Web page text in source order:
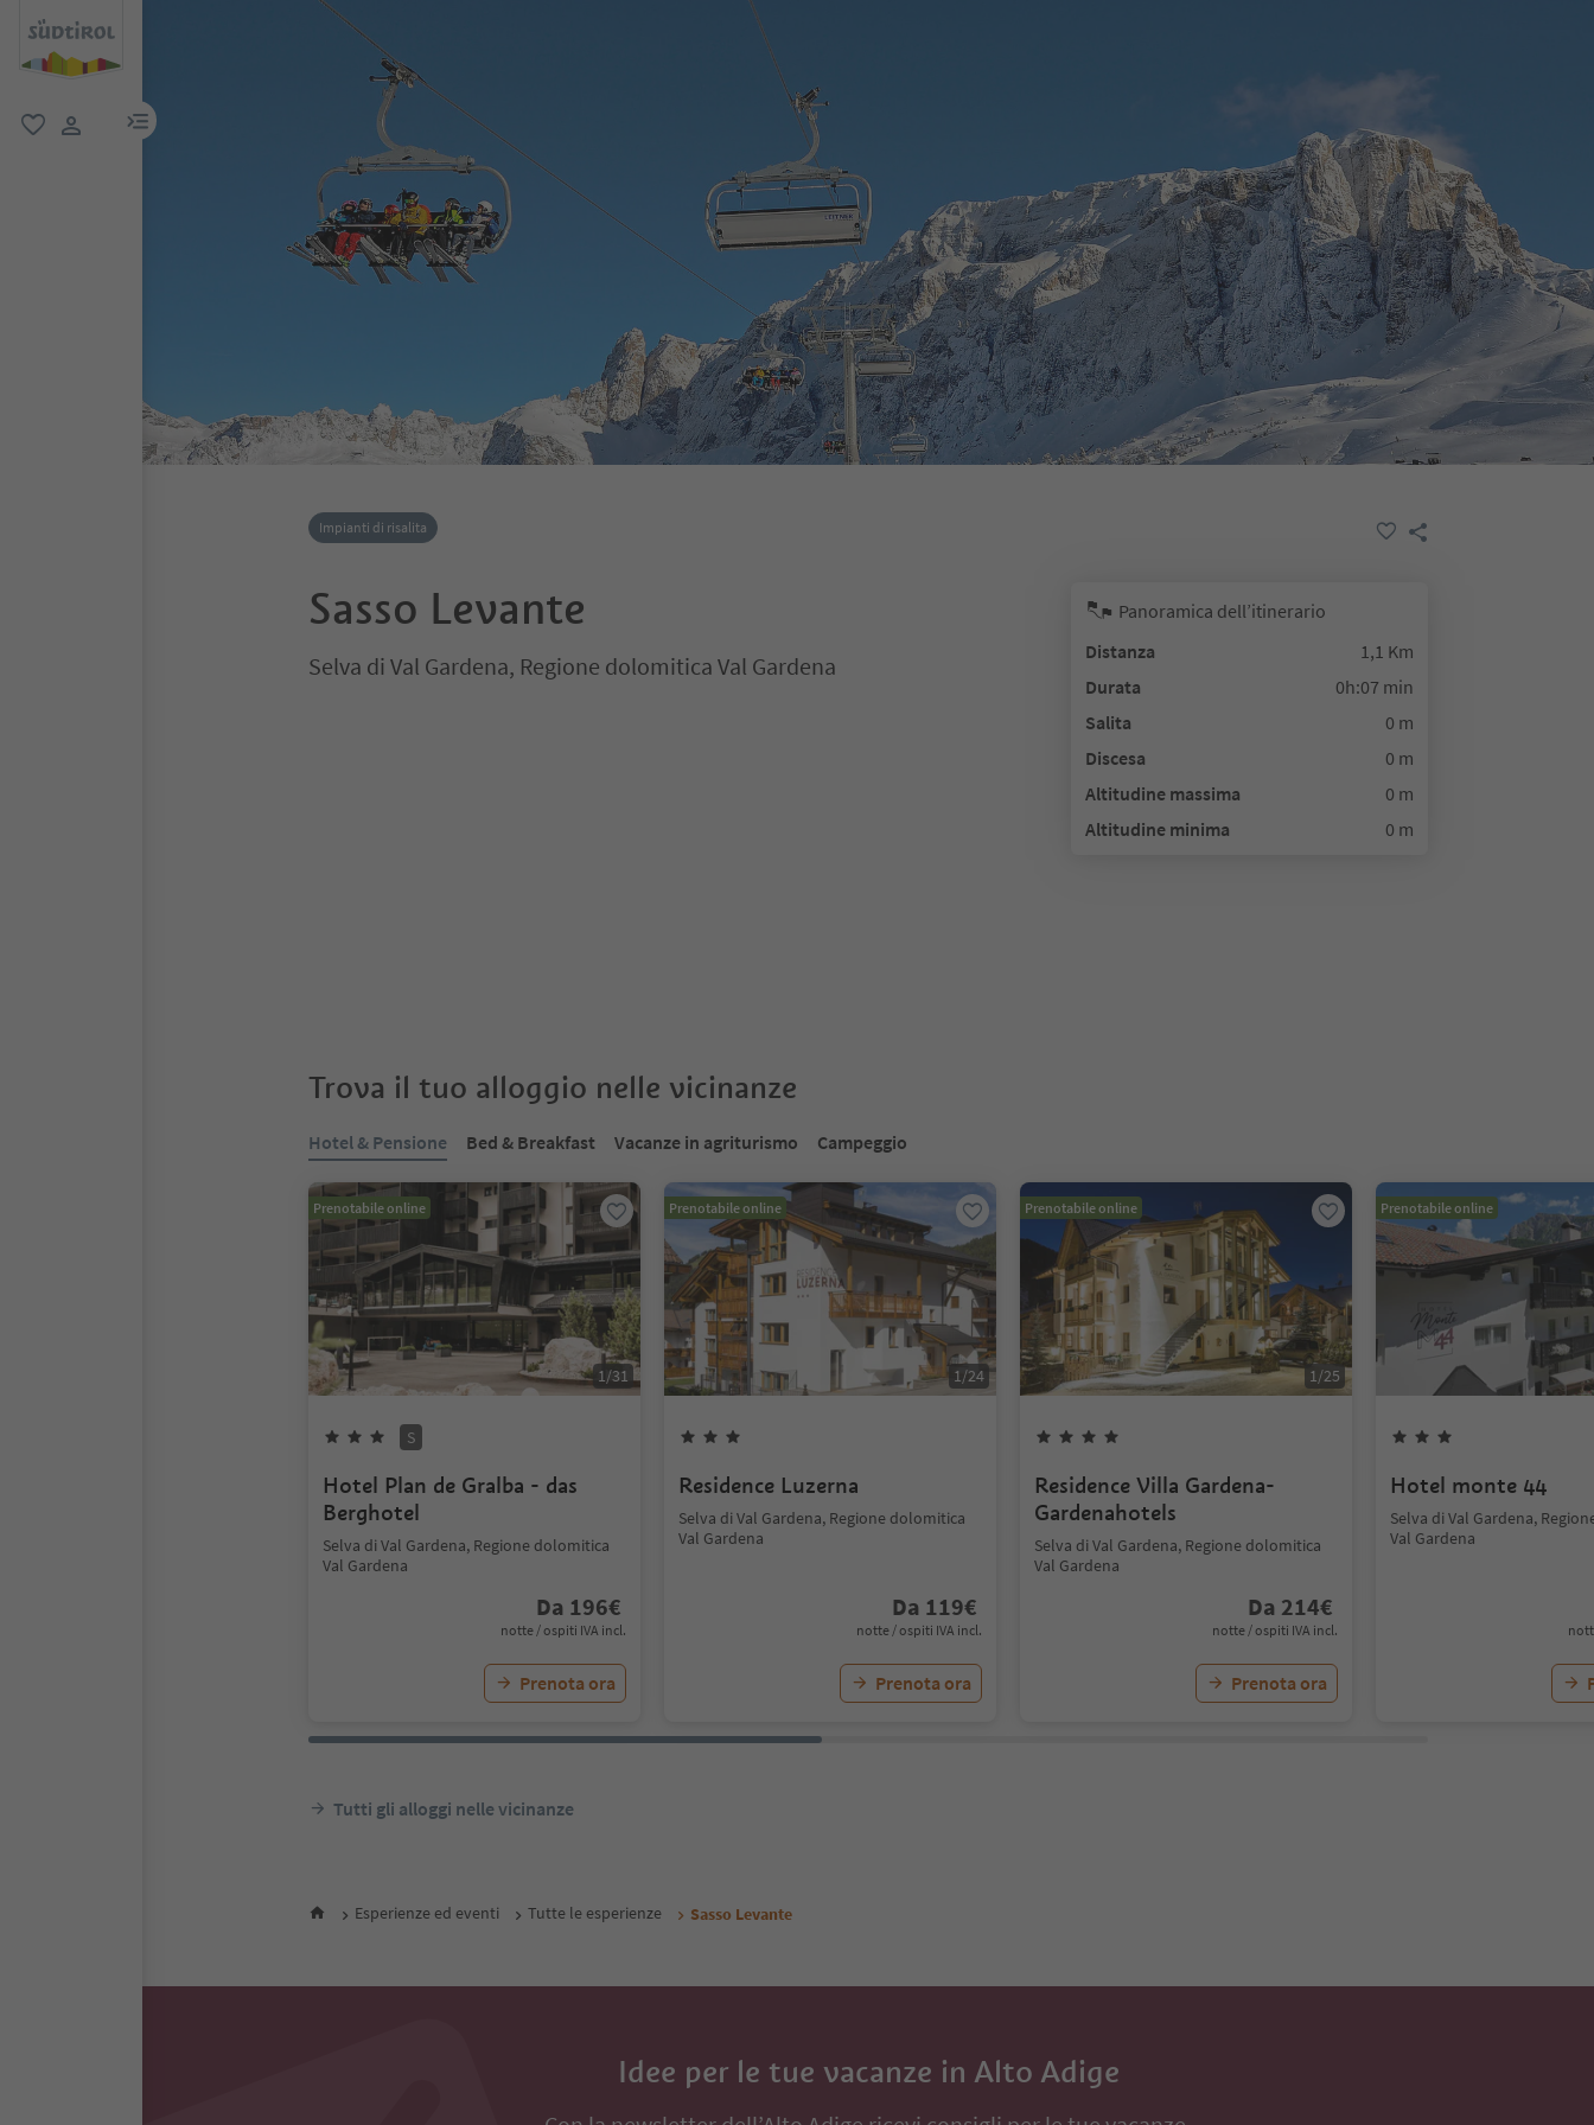
menu link
Impianti di risalita
Sasso Levante
Selva di Val Gardena, Regione dolomitica Val Gardena
Panoramica dell’itinerario
Distanza
1,1 Km
Durata
0h:07 min
Salita
0 m
Discesa
0 m
Altitudine massima
0 m
Altitudine minima
0 m
Trova il tuo alloggio nelle vicinanze
Hotel & Pensione Bed & Breakfast Vacanze in agriturismo Campeggio
Prenotabile online
1/31
S
Hotel Plan de Gralba - das
Berghotel
Selva di Val Gardena, Regione dolomitica
Val Gardena
Da 196€
notte / ospiti IVA incl.
Prenota ora
Prenotabile online
1/24
Residence Luzerna
Selva di Val Gardena, Regione dolomitica
Val Gardena
Da 119€
notte / ospiti IVA incl.
Prenota ora
Prenotabile online
1/25
Residence Villa Gardena-
Gardenahotels
Selva di Val Gardena, Regione dolomitica
Val Gardena
Da 214€
notte / ospiti IVA incl.
Prenota ora
Prenotabile online
Hotel monte 44
Selva di Val Gardena,
Val Gardena
Tutti gli alloggi nelle vicinanze
Esperienze ed eventi Tutte le esperienze Sasso Levante
Idee per le tue vacanze in Alto Adige